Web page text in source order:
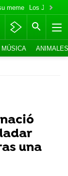
meme Los Jonas
MÚSICA ANIMALES
una